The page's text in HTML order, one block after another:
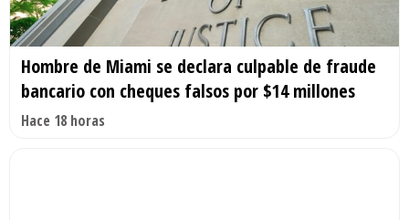
Hombre de Miami se declara culpable de fraude
bancario con cheques falsos por $14 millones
Hace 18 horas